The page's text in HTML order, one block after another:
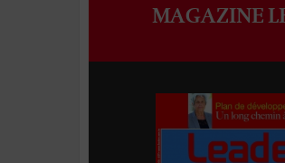
MAGAZINE